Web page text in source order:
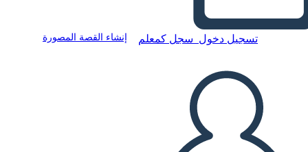
إنشاء القصة المصورة تسجيل دخول سجل كمعلم